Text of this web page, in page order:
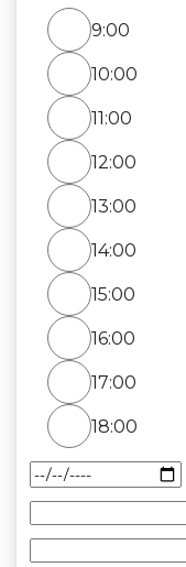
9:00
10:00
11:00
12:00
13:00
14:00
15:00
16:00
17:00
18:00